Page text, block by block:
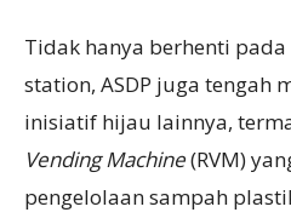
Tidak hanya berhenti
station, ASDP juga tengah
inisiatif hijau lainnya,
Vending Machine(RVM)
pengelolaan sampah